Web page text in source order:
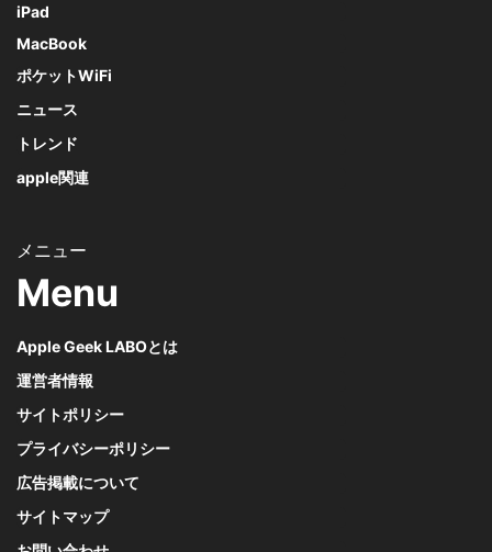
iPad
MacBook
ポケットWiFi
ニュース
トレンド
apple関連
Menu
Apple Geek LABOとは
運営者情報
サイトポリシー
プライバシーポリシー
広告掲載について
サイトマップ